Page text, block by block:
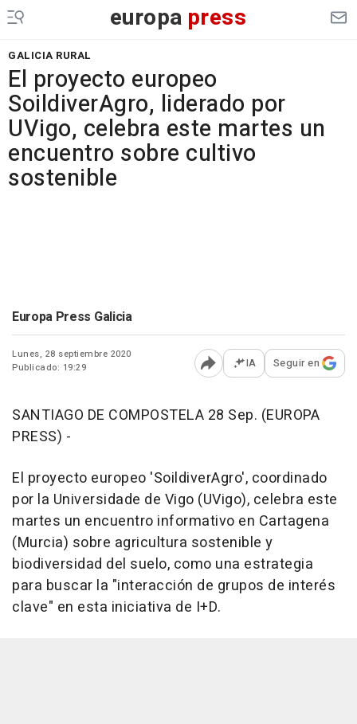
europa press
GALICIA RURAL
El proyecto europeo
SoildiverAgro, liderado por
UVigo, celebra este martes un
encuentro sobre cultivo
sostenible
Europa Press Galicia
Lunes, 28 septiembre 2020
Publicado: 19:29
Abrir opciones para
IA Seguir en
SANTIAGO DE COMPOSTELA 28 Sep. (EUROPA
PRESS) -
El proyecto europeo 'SoildiverAgro', coordinado
por la Universidade de Vigo (UVigo), celebra este
martes un encuentro informativo en Cartagena
(Murcia) sobre agricultura sostenible y
biodiversidad del suelo, como una estrategia
para buscar la "interacción de grupos de interés
clave" en esta iniciativa de I+D.